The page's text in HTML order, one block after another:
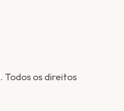
. Todos os direitos